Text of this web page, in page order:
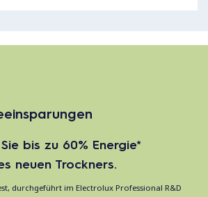
bis zu 60% Energie*
neuen Trockners.
durchgeführt im Electrolux Professional R&D